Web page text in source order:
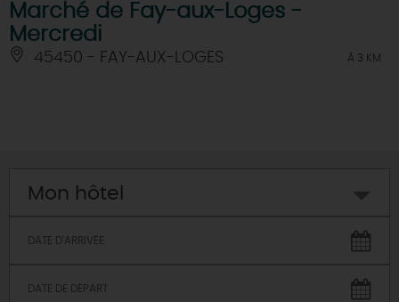
Marché de Fay-aux-Loges -
Mercredi
45450 - FAY-AUX-LOGES À 3 KM
Mon hôtel